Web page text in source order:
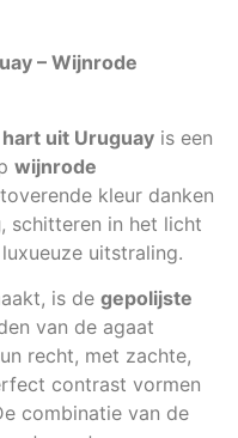
– Wijnrode
uit Uruguay is een
wijnrode
kleur danken
, schitteren in het licht
uitstraling.
is de gepolijste
van de agaat
recht, met zachte,
contrast vormen
combinatie van de